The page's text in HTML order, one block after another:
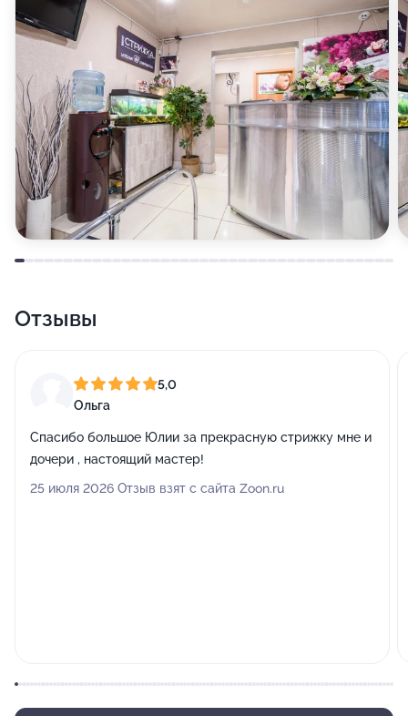
Отзывы
5,0
Ольга
Спасибо большое Юлии за прекрасную стрижку мне и
дочери , настоящий мастер!
25 июля 2026 Отзыв взят с сайта Zoon.ru